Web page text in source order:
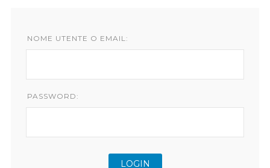
NOME UTENTE O EMAIL:
PASSWORD: